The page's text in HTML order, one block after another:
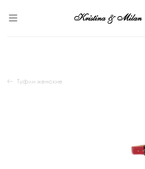
Туфли женские